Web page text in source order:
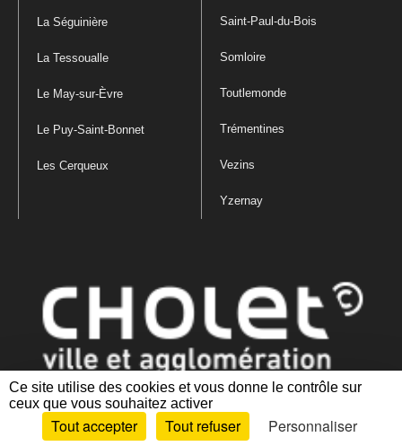
Ce site utilise des cookies et vous donne le contrôle sur
ceux que vous souhaitez activer
Tout accepter Tout refuser
Personnaliser
La Séguinière
La Tessoualle
Le May-sur-Èvre
Le Puy-Saint-Bonnet
Les Cerqueux
Saint-Paul-du-Bois
Somloire
Toutlemonde
Trémentines
Vezins
Yzernay
Mentions légales|Politique de confidentialité
des cookies |Plan du site Accessibilité : partiellement conforme